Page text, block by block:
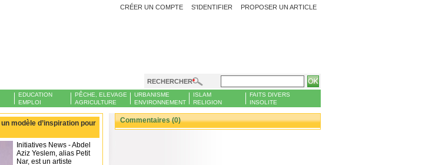
PROPOSER UN ARTICLE
CRÉER UN COMPTE S'IDENTIFIER
RECHERCHER
EDUCATION
EMPLOI
PÊCHE, ELEVAGE
AGRICULTURE
URBANISME
ENVIRONNEMENT
ISLAM
RELIGION
FAITS DIVERS
INSOLITE
modèle d’inspiration pour
Initiatives News - Abdel
Aziz Yeslem, alias Petit
Nar, est un artiste
Commentaires (0)